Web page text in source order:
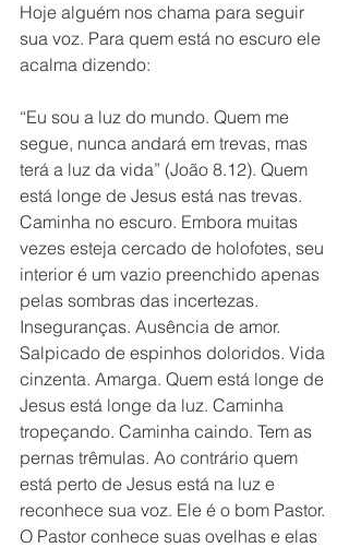
Hoje alguém nos chama para seguir
sua voz. Para quem está no escuro ele
acalma dizendo:
“Eu sou a luz do mundo. Quem me
segue, nunca andará em trevas, mas
terá a luz da vida” (João 8.12). Quem
está longe de Jesus está nas trevas.
Caminha no escuro. Embora muitas
vezes esteja cercado de holofotes, seu
interior é um vazio preenchido apenas
pelas sombras das incertezas.
Inseguranças. Ausência de amor.
Salpicado de espinhos doloridos. Vida
cinzenta. Amarga. Quem está longe de
Jesus está longe da luz. Caminha
tropeçando. Caminha caindo. Tem as
pernas trêmulas. Ao contrário quem
está perto de Jesus está na luz e
reconhece sua voz. Ele é o bom Pastor.
O Pastor conhece suas ovelhas e elas